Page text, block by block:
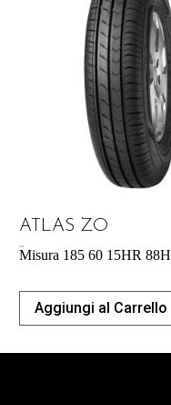
ATLAS ZO
Misura 185 60 15HR 88H
Aggiungi al Carrello